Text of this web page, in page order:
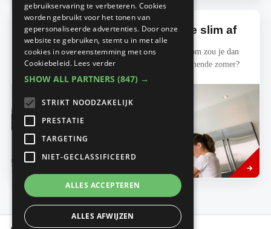
Wees nu al de hitte van 2023 te slim af
Een reis leg je maanden op voorhand vast. Waarom zou je dan
ook al niet je frisse woning ‘boeken’ voor de komende zomer?
RAMEN EN DEUREN
Read
more
gebruikservaring te verbeteren. Cookies
worden gebruikt voor het tonen van
gepersonaliseerde advertenties. Door onze
website te gebruiken, stemt u in met alle
cookies in overeenstemming met ons
Cookiebeleid. Lees verder
SHOW ALL PARTNERS (847) →
STRIKT NOODZAKELIJK
PRESTATIE
TARGETING
NIET-GECLASSIFICEERD
ALLES ACCEPTEREN
ALLES AFWIJZEN